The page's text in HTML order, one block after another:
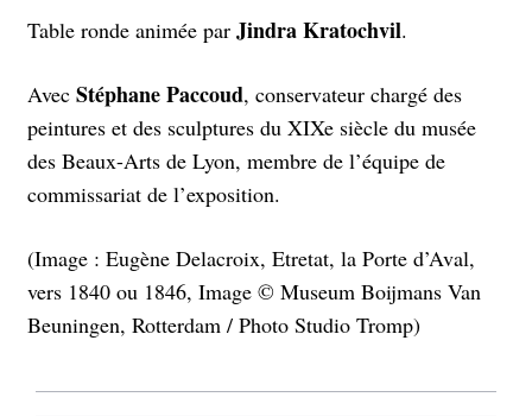
Table ronde animée par Jindra Kratochvil.
Avec Stéphane Paccoud, conservateur chargé des
peintures et des sculptures du XIXe siècle du musée
des Beaux-Arts de Lyon, membre de l’équipe de
commissariat de l’exposition.
(Image : Eugène Delacroix, Etretat, la Porte d’Aval,
vers 1840 ou 1846, Image © Museum Boijmans Van
Beuningen, Rotterdam / Photo Studio Tromp)